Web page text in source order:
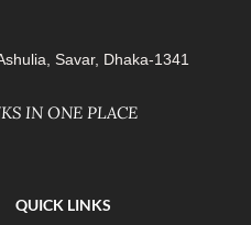
Savar, Dhaka-1341
IN ONE PLACE
QUICK LINKS